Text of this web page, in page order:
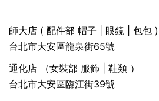
師大店 ( 配件部 帽子 | 眼鏡 | 包包 )
台北市大安區龍泉街65號
通化店 （女裝部 服飾 | 鞋類 ）
台北市大安區臨江街39號